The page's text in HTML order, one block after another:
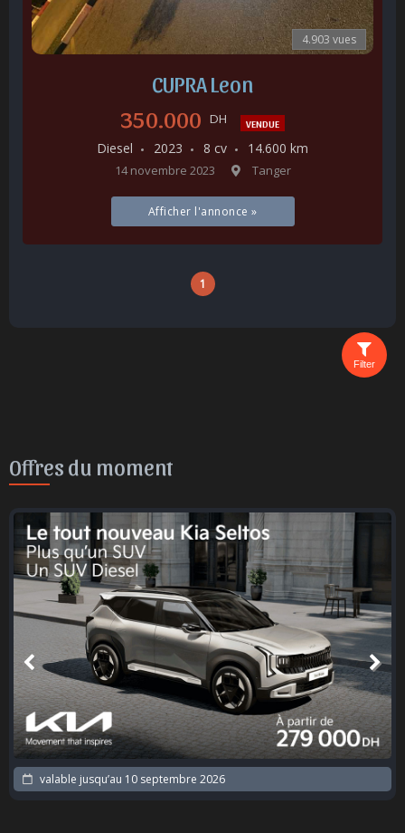
4.903 vues
CUPRA Leon
350.000 DH VENDUE
Diesel 2023 8 cv 14.600 km
14 novembre 2023 Tanger
Afficher l'annonce »
1
Filter
Offres du moment
valable jusqu’au 10 septembre 2026